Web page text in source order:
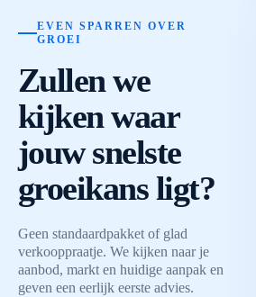
EVEN SPARREN OVER
GROEI
Zullen we
kijken waar
jouw snelste
groeikans ligt?
Geen standaardpakket of glad
verkooppraatje. We kijken naar je
aanbod, markt en huidige aanpak en
geven een eerlijk eerste advies.